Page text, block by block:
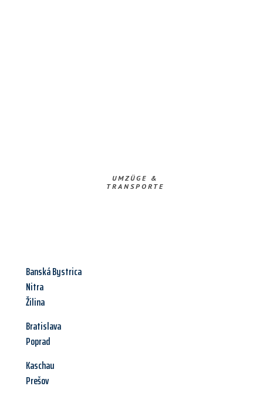
UMZÜGE &
TRANSPORTE
Banská Bystrica
Nitra
Žilina
Bratislava
Poprad
Kaschau
Prešov